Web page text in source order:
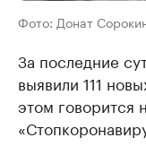
Фото: Донат
За последние
выявили 111
этом говорится